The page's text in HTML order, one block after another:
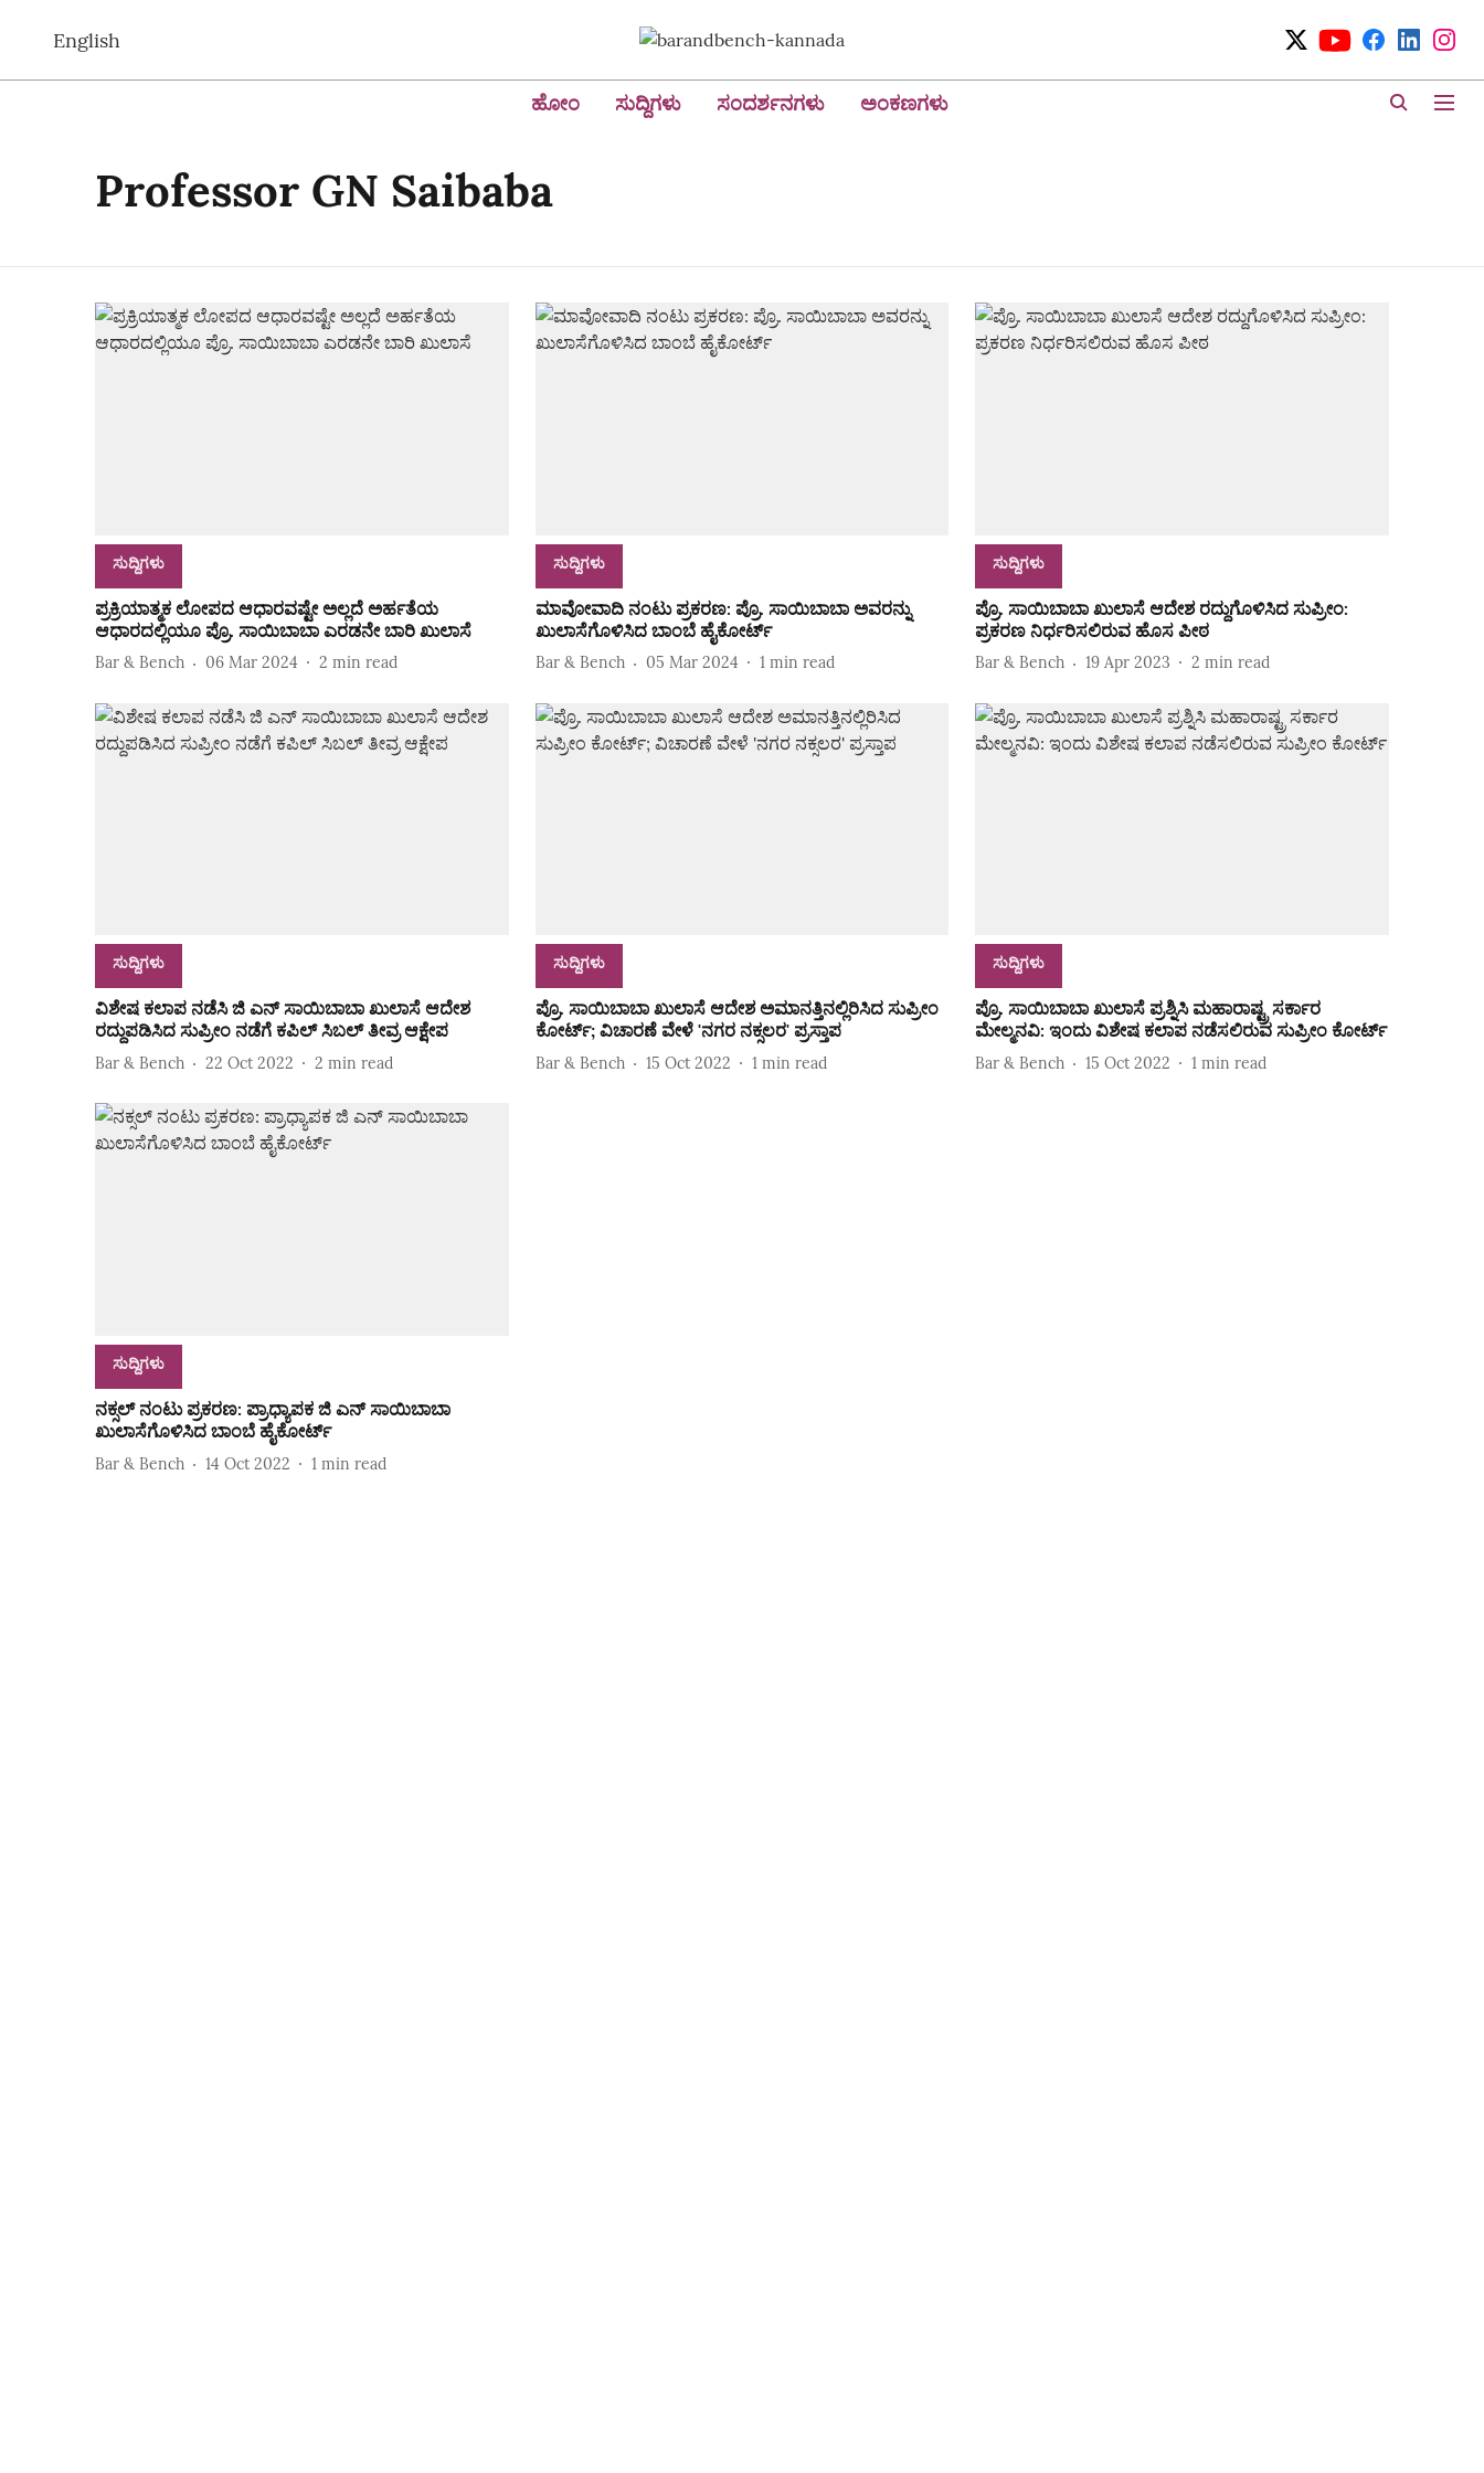
English
ಹೋಂ ಸುದ್ದಿಗಳು ಸಂದರ್ಶನಗಳು ಅಂಕಣಗಳು
Professor GN Saibaba
ಸುದ್ದಿಗಳು
ಪ್ರಕ್ರಿಯಾತ್ಮಕ ಲೋಪದ ಆಧಾರವಷ್ಟೇ ಅಲ್ಲದೆ ಅರ್ಹತೆಯ
ಆಧಾರದಲ್ಲಿಯೂ ಪ್ರೊ. ಸಾಯಿಬಾಬಾ ಎರಡನೇ ಬಾರಿ ಖುಲಾಸೆ
Bar & Bench 06 Mar 2024 2 min read
ಸುದ್ದಿಗಳು
ಮಾವೋವಾದಿ ನಂಟು ಪ್ರಕರಣ: ಪ್ರೊ. ಸಾಯಿಬಾಬಾ ಅವರನ್ನು
ಖುಲಾಸೆಗೊಳಿಸಿದ ಬಾಂಬೆ ಹೈಕೋರ್ಟ್‌
Bar & Bench 05 Mar 2024 1 min read
ಸುದ್ದಿಗಳು
ಪ್ರೊ. ಸಾಯಿಬಾಬಾ ಖುಲಾಸೆ ಆದೇಶ ರದ್ದುಗೊಳಿಸಿದ ಸುಪ್ರೀಂ:
ಪ್ರಕರಣ ನಿರ್ಧರಿಸಲಿರುವ ಹೊಸ ಪೀಠ
Bar & Bench 19 Apr 2023 2 min read
ಸುದ್ದಿಗಳು
ವಿಶೇಷ ಕಲಾಪ ನಡೆಸಿ ಜಿ ಎನ್‌ ಸಾಯಿಬಾಬಾ ಖುಲಾಸೆ ಆದೇಶ
ರದ್ದುಪಡಿಸಿದ ಸುಪ್ರೀಂ ನಡೆಗೆ ಕಪಿಲ್‌ ಸಿಬಲ್ ತೀವ್ರ ಆಕ್ಷೇಪ
Bar & Bench 22 Oct 2022 2 min read
ಸುದ್ದಿಗಳು
ಪ್ರೊ. ಸಾಯಿಬಾಬಾ ಖುಲಾಸೆ ಆದೇಶ ಅಮಾನತ್ತಿನಲ್ಲಿರಿಸಿದ ಸುಪ್ರೀಂ
ಕೋರ್ಟ್‌; ವಿಚಾರಣೆ ವೇಳೆ 'ನಗರ ನಕ್ಸಲರ' ಪ್ರಸ್ತಾಪ
Bar & Bench 15 Oct 2022 1 min read
ಸುದ್ದಿಗಳು
ಪ್ರೊ. ಸಾಯಿಬಾಬಾ ಖುಲಾಸೆ ಪ್ರಶ್ನಿಸಿ ಮಹಾರಾಷ್ಟ್ರ ಸರ್ಕಾರ
ಮೇಲ್ಮನವಿ: ಇಂದು ವಿಶೇಷ ಕಲಾಪ ನಡೆಸಲಿರುವ ಸುಪ್ರೀಂ ಕೋರ್ಟ್
Bar & Bench 15 Oct 2022 1 min read
ಸುದ್ದಿಗಳು
ನಕ್ಸಲ್ ನಂಟು ಪ್ರಕರಣ: ಪ್ರಾಧ್ಯಾಪಕ ಜಿ ಎನ್ ಸಾಯಿಬಾಬಾ
ಖುಲಾಸೆಗೊಳಿಸಿದ ಬಾಂಬೆ ಹೈಕೋರ್ಟ್
Bar & Bench 14 Oct 2022 1 min read